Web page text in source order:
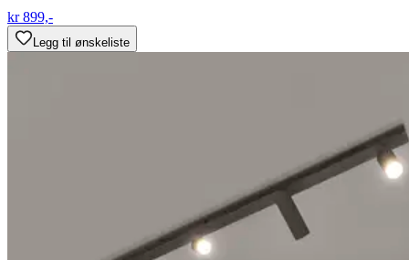
kr 899,-
Legg til ønskeliste